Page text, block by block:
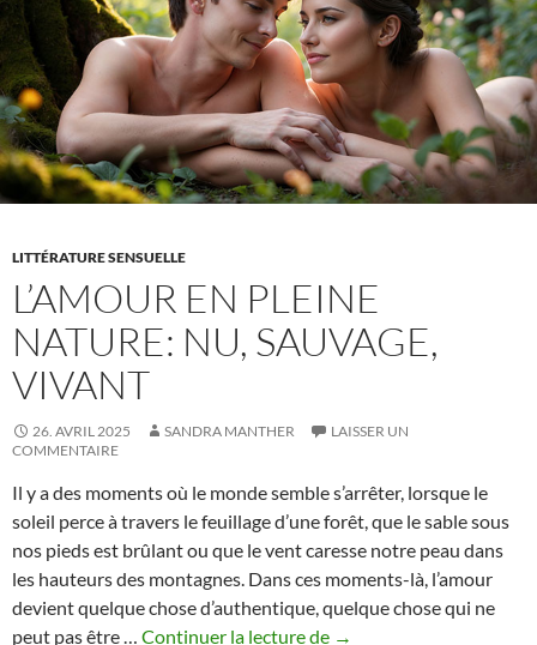
mène
à
la
nudité
LITTÉRATURE SENSUELLE
L’AMOUR EN PLEINE
NATURE: NU, SAUVAGE,
VIVANT
26. AVRIL 2025 SANDRA MANTHER
LAISSER UN
COMMENTAIRE
Il y a des moments où le monde semble s’arrêter, lorsque le
soleil perce à travers le feuillage d’une forêt, que le sable sous
nos pieds est brûlant ou que le vent caresse notre peau dans
les hauteurs des montagnes. Dans ces moments-là, l’amour
devient quelque chose d’authentique, quelque chose qui ne
peut pas être … Continuer la lecture de L’amour
→